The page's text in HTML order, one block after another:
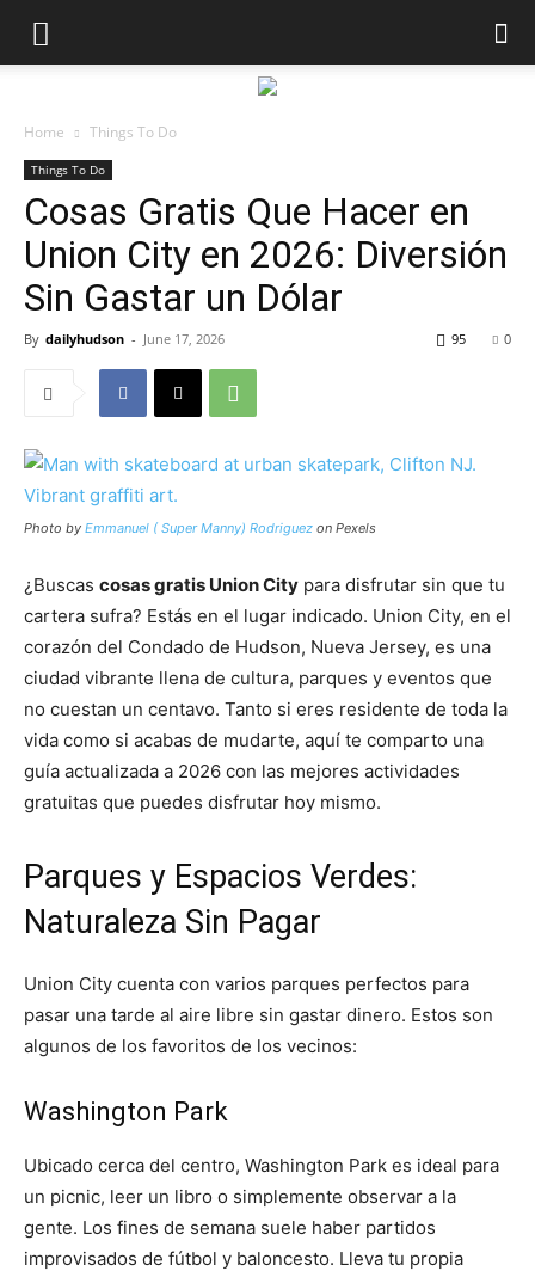
Home Things To Do
Things To Do
Cosas Gratis Que Hacer en
Union City en 2026: Diversión
Sin Gastar un Dólar
By dailyhudson - June 17, 2026 0
95
Photo by Emmanuel ( Super Manny) Rodriguez on Pexels
¿Buscas cosas gratis Union City para disfrutar sin que tu
cartera sufra? Estás en el lugar indicado. Union City, en el
corazón del Condado de Hudson, Nueva Jersey, es una
ciudad vibrante llena de cultura, parques y eventos que
no cuestan un centavo. Tanto si eres residente de toda la
vida como si acabas de mudarte, aquí te comparto una
guía actualizada a 2026 con las mejores actividades
gratuitas que puedes disfrutar hoy mismo.
Parques y Espacios Verdes:
Naturaleza Sin Pagar
Union City cuenta con varios parques perfectos para
pasar una tarde al aire libre sin gastar dinero. Estos son
algunos de los favoritos de los vecinos:
Washington Park
Ubicado cerca del centro, Washington Park es ideal para
un picnic, leer un libro o simplemente observar a la
gente. Los fines de semana suele haber partidos
improvisados de fútbol y baloncesto. Lleva tu propia